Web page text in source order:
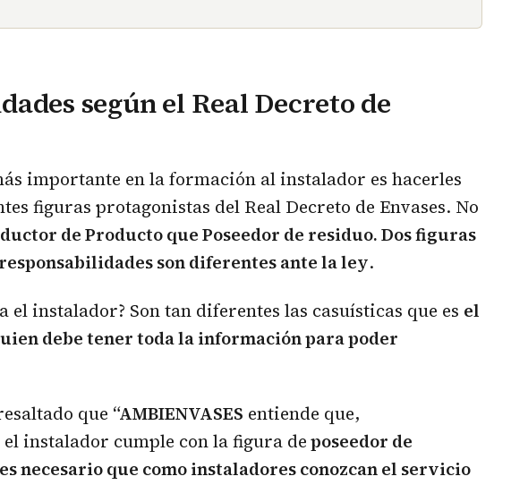
según el Real Decreto de
importante en la formación al instalador es hacerles
figuras protagonistas del Real Decreto de Envases. No
de Producto que Poseedor de residuo. Dos figuras
son diferentes ante la ley.
el instalador? Son tan diferentes las casuísticas que es el
debe tener toda la información para poder
que “AMBIENVASES entiende que,
instalador cumple con la figura deposeedor de
necesario que como instaladores conozcan el servicio